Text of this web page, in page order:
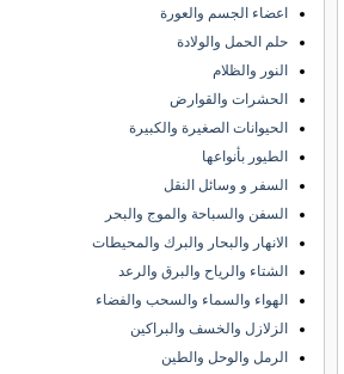
اعضاء الجسم والعورة
حلم الحمل والولادة
النور والظلام
الحشرات والقوارض
الحيوانات الصغيرة والكبيرة
الطيور بأنواعها
السفر و وسائل النقل
السفن والسباحة والموج والبحر
الانهار والبحار والبرك والمحيطات
الشتاء والرياح والبرق والرعد
الهواء والسماء والسحب والفضاء
الزلازل والخسف والبراكين
الرمل والوحل والطين